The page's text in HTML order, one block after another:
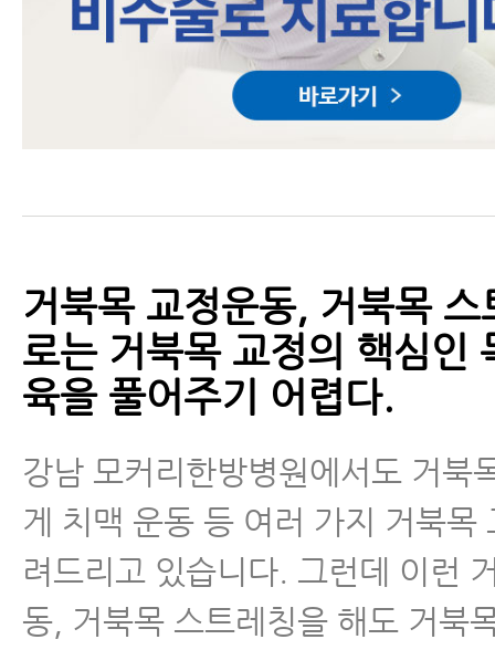
거북목 교정운동, 거북목 스
로는 거북목 교정의 핵심인
육을 풀어주기 어렵다.
강남 모커리한방병원에서도 거북
게 치맥 운동 등 여러 가지 거북목
려드리고 있습니다. 그런데 이런
동, 거북목 스트레칭을 해도 거북